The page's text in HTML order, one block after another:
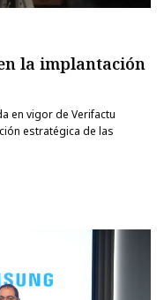
la implantación
en vigor de Verifactu
estratégica de las